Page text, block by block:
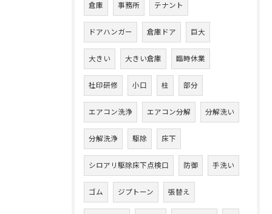
倉庫 事務所 テナント
ドアハンガー 倉庫ドア 巨大
大きい 大きい倉庫 臨時休業
社印研修 小口 柱 部分
エアコン洗浄 エアコン分解 分解洗い
分解洗浄 駆除 床下
シロアリ駆除床下点検口 防御 手洗い
ゴム ジプトーン 張替え